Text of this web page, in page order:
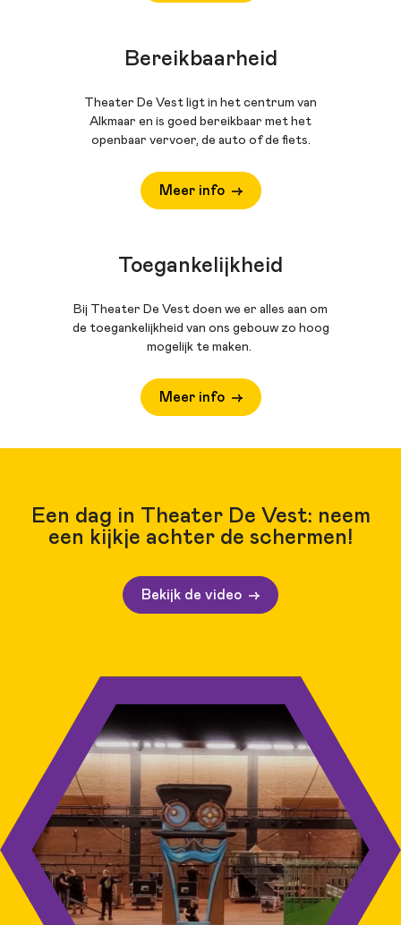
Bereikbaarheid
Theater De Vest ligt in het centrum van
Alkmaar en is goed bereikbaar met het
openbaar vervoer, de auto of de fiets.
Meer info
Toegankelijkheid
Bij Theater De Vest doen we er alles aan om
de toegankelijkheid van ons gebouw zo hoog
mogelijk te maken.
Meer info
Een dag in Theater De Vest: neem
een kijkje achter de schermen!
Bekijk de video